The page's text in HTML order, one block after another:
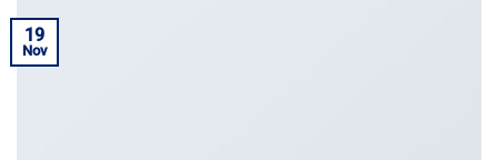
19
Nov